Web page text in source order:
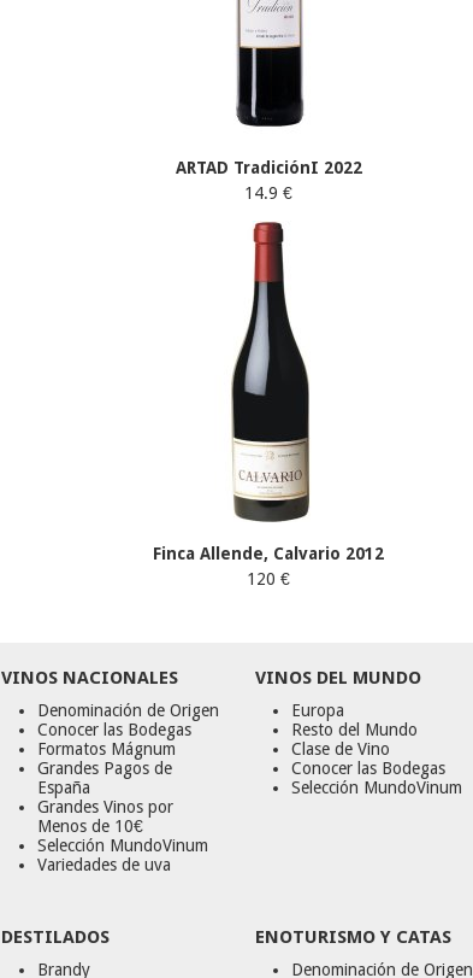
ARTAD TradiciónI 2022
14.9 €
Finca Allende, Calvario 2012
120 €
VINOS NACIONALES
Denominación de Origen
Conocer las Bodegas
Formatos Mágnum
Grandes Pagos de
España
Grandes Vinos por
Menos de 10€
Selección MundoVinum
Variedades de uva
VINOS DEL MUNDO
Europa
Resto del Mundo
Clase de Vino
Conocer las Bodegas
Selección MundoVinum
DESTILADOS
Brandy
ENOTURISMO Y CATAS
Denominación de Origen